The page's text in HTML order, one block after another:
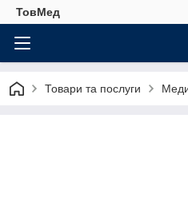
ТовМед
Товари та послуги